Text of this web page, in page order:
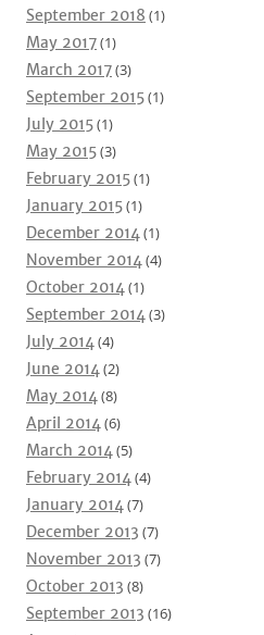
September 2018 (1)
May 2017(1)
March 2017(3)
September 2015(1)
July 2015(1)
May 2015(3)
February 2015(1)
January 2015(1)
December 2014(1)
November 2014(4)
October 2014(1)
September 2014(3)
July 2014(4)
June 2014(2)
May 2014(8)
April 2014(6)
March 2014(5)
February 2014(4)
January 2014(7)
December 2013 (7)
November 2013 (7)
October 2013 (8)
September 2013 (16)